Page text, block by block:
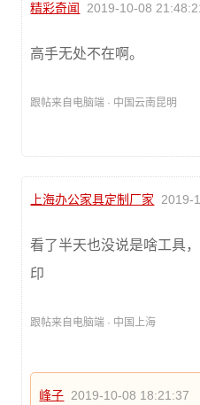
精彩奇闻 2019-10-08
高手无处不在啊。
跟帖来自电脑端 · 中国云南昆明
上海办公家具定制厂家 2019-
看了半天也没说是啥工具
印
跟帖来自电脑端 · 中国上海
峰子 2019-10-08 18:21:37